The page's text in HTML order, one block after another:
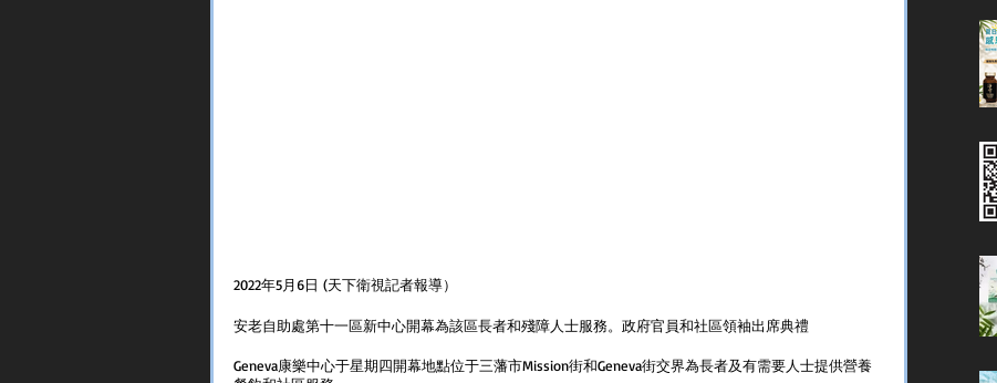
2022年5月6日 (天下衛視記者報導）
安老自助處第十一區新中心開幕為該區長者和殘障人士服務。政府官員和社區領袖出席典禮
Geneva康樂中心于星期四開幕地點位于三藩市Mission街和Geneva街交界為長者及有需要人士提供營養